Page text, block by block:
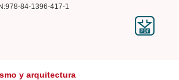
84-1396-417-1
y arquitectura